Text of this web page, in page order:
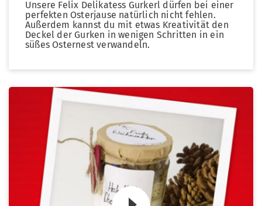
Unsere Felix Delikatess Gurkerl dürfen bei einer
perfekten Osterjause natürlich nicht fehlen.
Außerdem kannst du mit etwas Kreativität den
Deckel der Gurken in wenigen Schritten in ein
süßes Osternest verwandeln.